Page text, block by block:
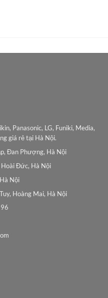
Panasonic, LG, Funiki, Media,
giá rẻ tại Hà Nội.
Đan Phượng, Hà Nội
Hoài Đức, Hà Nội
Nội
Hoàng Mai, Hà Nội